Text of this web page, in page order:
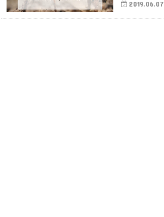
2019.06.07